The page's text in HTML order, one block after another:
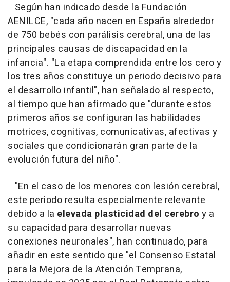
Según han indicado desde la Fundación
AENILCE, "cada año nacen en España alrededor
de 750 bebés con parálisis cerebral, una de las
principales causas de discapacidad en la
infancia". "La etapa comprendida entre los cero y
los tres años constituye un periodo decisivo para
el desarrollo infantil", han señalado al respecto,
al tiempo que han afirmado que "durante estos
primeros años se configuran las habilidades
motrices, cognitivas, comunicativas, afectivas y
sociales que condicionarán gran parte de la
evolución futura del niño".
"En el caso de los menores con lesión cerebral,
este periodo resulta especialmente relevante
debido a la elevada plasticidad del cerebro y a
su capacidad para desarrollar nuevas
conexiones neuronales", han continuado, para
añadir en este sentido que "el Consenso Estatal
para la Mejora de la Atención Temprana,